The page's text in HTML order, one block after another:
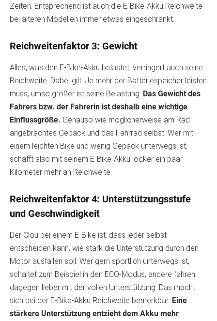
Zeiten. Entsprechend ist auch die E-Bike-Akku Reichweite
bei älteren Modellen immer etwas eingeschränkt.
Reichweitenfaktor 3: Gewicht
Alles, was den E-Bike-Akku belastet, verringert auch seine
Reichweite. Dabei gilt: Je mehr der Batteriespeicher leisten
muss, umso größer ist seine Belastung. Das Gewicht des
Fahrers bzw. der Fahrerin ist deshalb eine wichtige
Einflussgröße. Genauso wie möglicherweise am Rad
angebrachtes Gepäck und das Fahrrad selbst. Wer mit
einem leichten Bike und wenig Gepäck unterwegs ist,
schafft also mit seinem E-Bike-Akku locker ein paar
Kilometer mehr an Reichweite.
Reichweitenfaktor 4: Unterstützungsstufe
und Geschwindigkeit
Der Clou bei einem E-Bike ist, dass jeder selbst
entscheiden kann, wie stark die Unterstützung durch den
Motor ausfallen soll. Wer gern sportlich unterwegs ist,
schaltet zum Beispiel in den ECO-Modus, andere fahren
dagegen lieber mit der vollen Unterstützung. Das macht
sich bei der E-Bike-Akku Reichweite bemerkbar: Eine
stärkere Unterstützung entzieht dem Akku mehr